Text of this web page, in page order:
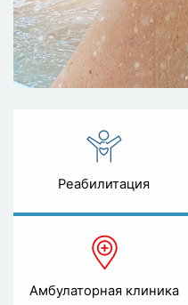
Реабилитация
Амбулаторная клиника